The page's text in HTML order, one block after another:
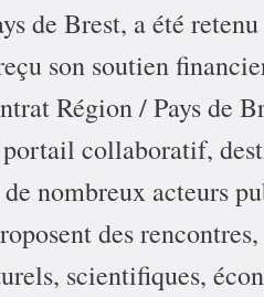
de Brest, a été
son soutien
Région / Pays de
collaboratif,
nombreux acteurs
des
scientifiques,